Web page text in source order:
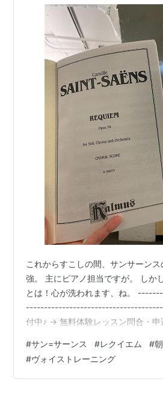
これからすこしの間、サンサーン
強。 主にピアノ担当ですが。 しか
とは！心が洗われます、ね。
付中♪ → 無料体験レッスン問合・申
本の発声や教本からはもちろん、
好きな曲のなかからヒントを見つけ
合った発声を提案しています。 ●
#サン=サーンス #レクイエム #
#ヴォイストレーニング